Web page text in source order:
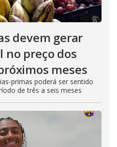
devem gerar
no preço dos
meses
primas poderá ser sentido
de três a seis meses